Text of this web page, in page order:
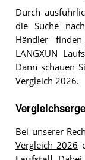
Durch
die Suche
Händler
LANGXUN
Dann schauen
Vergleich 2026.
Bei unserer
Vergleich 2026